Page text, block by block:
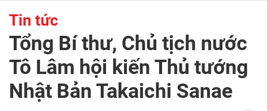
Tin tức
Tổng Bí thư, Chủ tịch nước
Tô Lâm hội kiến Thủ tướng
Nhật Bản Takaichi Sanae